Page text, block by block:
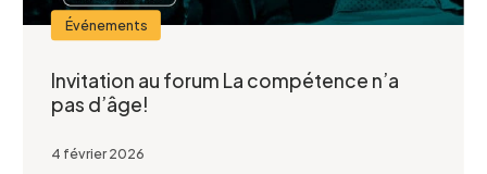
Événements
Invitation au forum La compétence n’a
pas d’âge!
4 février 2026
Je confirme l’exactitude de mes informations,
et j’accepte